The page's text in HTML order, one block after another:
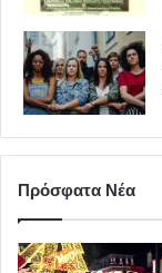
Πρόσφατα Νέα